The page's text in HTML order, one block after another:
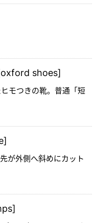
shoes]
モつきの靴。普通「短
が外側へ斜めにカット